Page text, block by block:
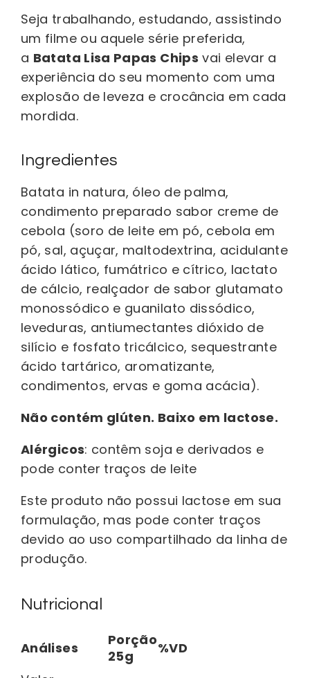
Seja trabalhando, estudando, assistindo
um filme ou aquele série preferida,
a Batata Lisa Papas Chips vai elevar a
experiência do seu momento com uma
explosão de leveza e crocância em cada
mordida.
Ingredientes
Batata in natura, óleo de palma,
condimento preparado sabor creme de
cebola (soro de leite em pó, cebola em
pó, sal, açuçar, maltodextrina, acidulante
ácido lático, fumátrico e cítrico, lactato
de cálcio, realçador de sabor glutamato
monossódico e guanilato dissódico,
leveduras, antiumectantes dióxido de
silício e fosfato tricálcico, sequestrante
ácido tartárico, aromatizante,
condimentos, ervas e goma acácia).
Não contém glúten. Baixo em lactose.
Alérgicos: contêm soja e derivados e
pode conter traços de leite
Este produto não possui lactose em sua
formulação, mas pode conter traços
devido ao uso compartilhado da linha de
produção.
Nutricional
Análises
Porção
25g
%VD